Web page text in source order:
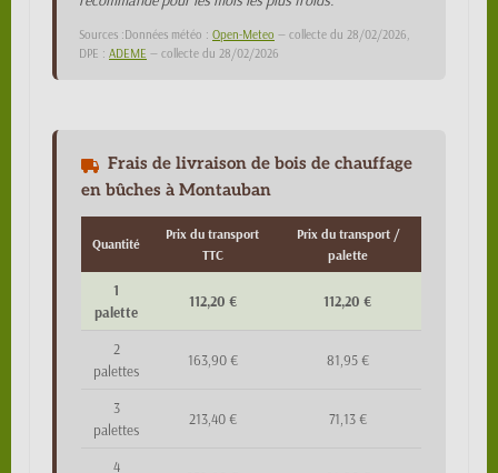
Sources :Données météo : Open-Meteo — collecte du 28/02/2026,
DPE : ADEME — collecte du 28/02/2026
Frais de livraison de bois de chauffage
en bûches à Montauban
Quantité
Prix du transport
TTC
Prix du transport /
palette
1
palette
112,20 € 112,20 €
2
palettes
163,90 € 81,95 €
3
palettes
213,40 € 71,13 €
4